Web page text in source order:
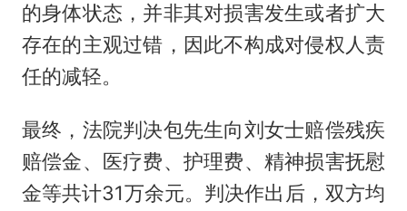
的身体状态，并非其对损害发生或者扩大
存在的主观过错，因此不构成对侵权人责
任的减轻。
最终，法院判决包先生向刘女士赔偿残疾
赔偿金、医疗费、护理费、精神损害抚慰
金等共计31万余元。判决作出后，双方均